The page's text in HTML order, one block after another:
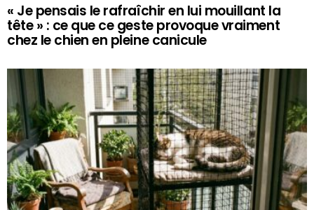
« Je pensais le rafraîchir en lui mouillant la
tête » : ce que ce geste provoque vraiment
chez le chien en pleine canicule